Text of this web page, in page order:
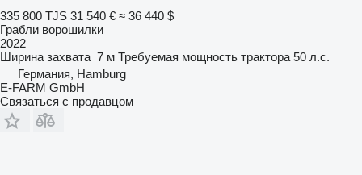
335 800 TJS 31 540 € ≈ 36 440 $
Грабли ворошилки
2022
Ширина захвата 7 м Требуемая мощность трактора 50 л.с.
Германия, Hamburg
E-FARM GmbH
Связаться с продавцом